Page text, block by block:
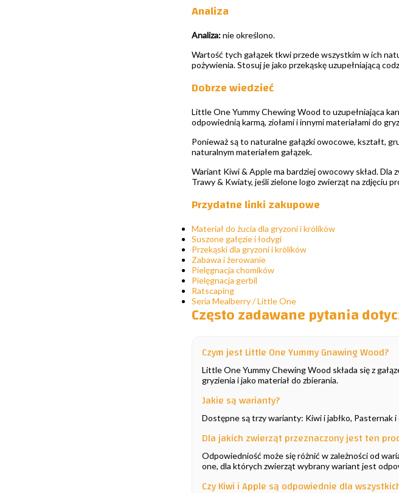
Analiza
Analiza:nie określono.
Wartość tych gałązek tkwi przede wszystkim w ich
pożywienia. Stosuj je jako przekąskę uzupełniającą
Dobrze wiedzieć
Little One Yummy Chewing Wood to uzupełniająca
odpowiednią karmą, ziołami i innymi materiałami do
Ponieważ są to naturalne gałązki owocowe, kształt,
naturalnym materiałem gałązek.
Wariant Kiwi & Apple ma bardziej owocowy skład.
Trawy & Kwiaty, jeśli zielone logo zwierząt na zdjęciu
Przydatne linki zakupowe
Materiał do żucia dla gryzoni i królików
Suszone gałęzie i łodygi
Przekąski dla gryzoni i królików
Zabawa i żerowanie
Pielęgnacja chomików
Pielęgnacja gerbil
Ratscaping
Seria Mealberry / Little One
Często zadawane pytania
Czym jest Little One Yummy Gnawing Wood?
Little One Yummy Chewing Wood składa się z
gryzienia i jako materiał do zbierania.
Jakie są warianty?
Dostępne są trzy warianty: Kiwi i jabłko, Pasternak
Dla jakich zwierząt przeznaczony jest ten
Odpowiedniość może się różnić w zależności od
one, dla których zwierząt wybrany wariant jest
Czy Kiwi i Apple są odpowiednie dla